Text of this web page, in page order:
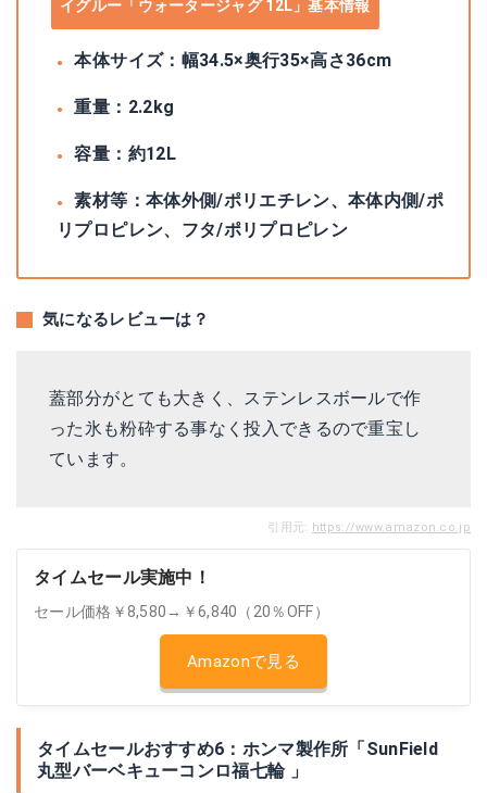
イグルー「ウォータージャグ 12L」基本情報
本体サイズ：幅34.5×奥行35×高さ36cm
重量：2.2kg
容量：約12L
素材等：本体外側/ポリエチレン、本体内側/ポ
リプロピレン、フタ/ポリプロピレン
気になるレビューは？
蓋部分がとても大きく、ステンレスボールで作
った氷も粉砕する事なく投入できるので重宝し
ています。
引用元: https://www.amazon.co.jp
タイムセール実施中！
セール価格￥8,580→￥6,840（20％OFF）
Amazonで見る
タイムセールおすすめ6：ホンマ製作所「SunField
丸型バーベキューコンロ福七輪 」